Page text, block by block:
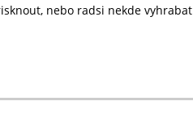
nebo radsi nekde vyhrabat